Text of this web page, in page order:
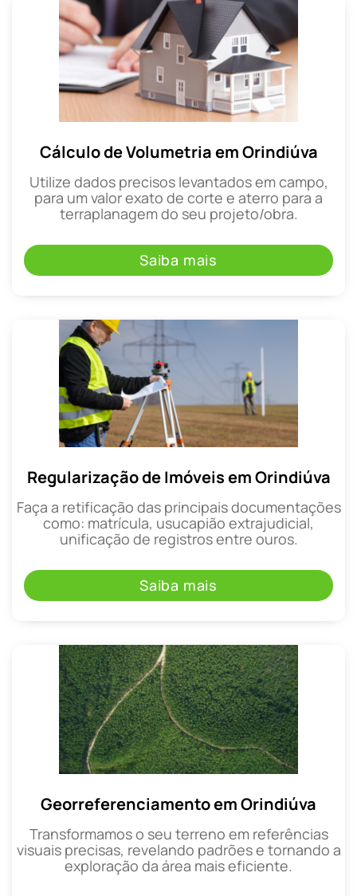
Cálculo de Volumetria em Orindiúva
Utilize dados precisos levantados em campo,
para um valor exato de corte e aterro para a
terraplanagem do seu projeto/obra.
Saiba mais
Regularização de Imóveis em Orindiúva
Faça a retificação das principais documentações
como: matrícula, usucapião extrajudicial,
unificação de registros entre ouros.
Saiba mais
Georreferenciamento em Orindiúva
Transformamos o seu terreno em referências
visuais precisas, revelando padrões e tornando a
exploração da área mais eficiente.